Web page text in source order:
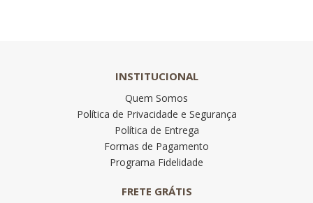
INSTITUCIONAL
Quem Somos
Política de Privacidade e Segurança
Política de Entrega
Formas de Pagamento
Programa Fidelidade
FRETE GRÁTIS